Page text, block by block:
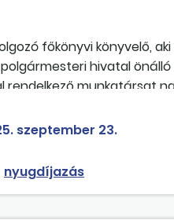
főkönyvi könyvelő,
hivatal
munkatársat
és ugyanabban a
érvényesítés
nyugdíj folyósítását
szeptember 23.
nyugdíjazás